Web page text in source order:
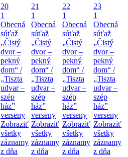
20
1
Obecná
súťaž
„Čistý
dvor –
pekný
dom“ /
„Tiszta
udvar –
szép
ház”
verseny
Zobraziť
všetky
záznamy
z dňa
21
1
Obecná
súťaž
„Čistý
dvor –
pekný
dom“ /
„Tiszta
udvar –
szép
ház”
verseny
Zobraziť
všetky
záznamy
z dňa
22
1
Obecná
súťaž
„Čistý
dvor –
pekný
dom“ /
„Tiszta
udvar –
szép
ház”
verseny
Zobraziť
všetky
záznamy
z dňa
23
1
Obecná
súťaž
„Čistý
dvor –
pekný
dom“ /
„Tiszta
udvar –
szép
ház”
verseny
Zobraziť
všetky
záznamy
z dňa